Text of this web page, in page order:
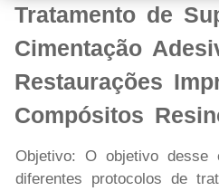
Tratamento de
Cimentação
Restaurações
Compósitos
Objetivo: O objetivo desse
diferentes protocolos de